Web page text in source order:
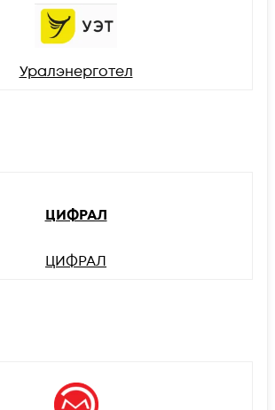
Уралэнерготел
ЦИФРАЛ
ЦИФРАЛ